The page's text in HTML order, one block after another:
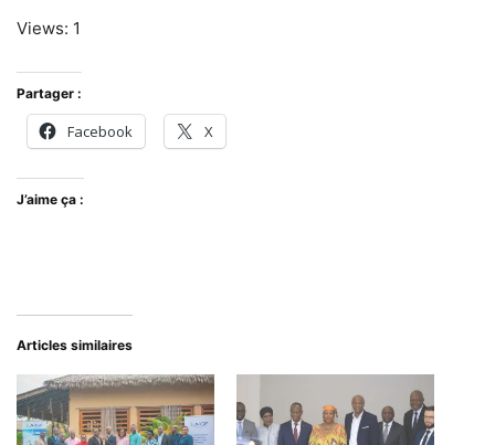
Views: 1
Partager :
Facebook X
J’aime ça :
Articles similaires